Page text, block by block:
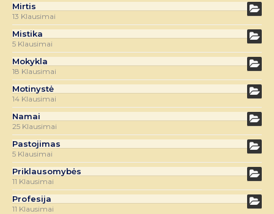
Mirtis
13 Klausimai
Mistika
5 Klausimai
Mokykla
18 Klausimai
Motinystė
14 Klausimai
Namai
25 Klausimai
Pastojimas
5 Klausimai
Priklausomybės
11 Klausimai
Profesija
11 Klausimai